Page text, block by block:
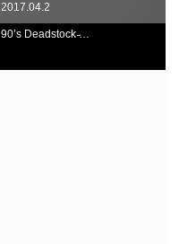
2017.04.2
90’s Deadstock ̵…